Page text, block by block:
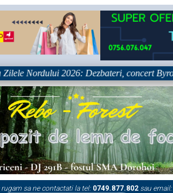
Nordului 2026: Dezbateri, concert Byron și
sa ne contactati la tel: 0749.877.802 sau email: